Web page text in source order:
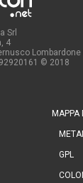
Srl
4
Lombardone
© 2018
MAPPA
GPL